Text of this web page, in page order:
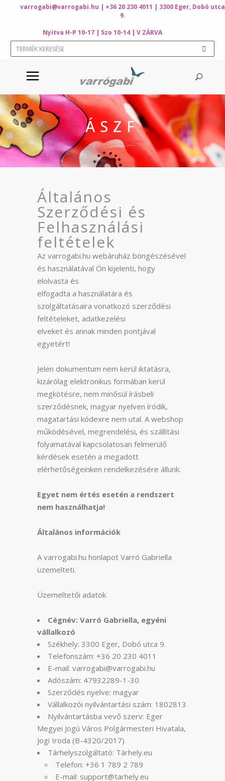
varrogabi@varrogabi.hu | +36 20 230 4011 | 3300 Eger, Dobó utca
9.
Nyitva H-P 10-17 | Szo 10-14 | V ZÁRVA
ÁSZF
Általános
Szerződési és
Felhasználási
feltételek
Az varrogabi.hu webáruház böngészésével
és használatával Ön kijelenti, hogy
elolvasta és
elfogadta a használatára és
szolgáltatásaira vonatkozó szerződési
feltételeket, adatkezelési
elveket és annak minden pontjával
egyetért!
Jelen dokumentum nem kerül iktatásra,
kizárólag elektronikus formában kerül
megkötésre, nem minősül írásbeli
szerződésnek, magyar nyelven íródik,
magatartási kódexre nem utal. A webshop
működésével, megrendelési, és szállítási
folyamatával kapcsolatosan felmerülő
kérdések esetén a megadott
elérhetőségeinken rendelkezésére állunk.
Egyet nem értés esetén a rendszert
nem használhatja!
Általános információk
A varrogabi.hu honlapot Varró Gabriella
üzemelteti.
Üzemeltetői adatok
Cégnév: Varró Gabriella, egyéni
vállalkozó
Székhely: 3300 Eger, Dobó utca 9.
Telefonszám: +36 20 230 4011
E-mail: varrogabi@varrogabi.hu
Adószám: 47932289-1-30
Szerződés nyelve: magyar
Vállalkozói nyilvántartási szám: 1802813
Nyilvántartásba vevő szerv: Eger
Megyei Jogú Város Polgármesteri Hivatala,
Jogi Iroda (B-4320/2017)
Tárhelyszolgáltató: Tárhely.eu
Telefon: +36 1 789 2 789
E-mail: support@tarhely.eu